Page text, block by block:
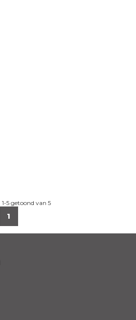
1-5 getoond van 5
1